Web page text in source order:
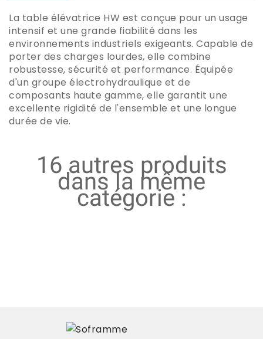
La table élévatrice HW est conçue pour un usage
intensif et une grande fiabilité dans les
environnements industriels exigeants. Capable de
porter des charges lourdes, elle combine
robustesse, sécurité et performance. Équipée
d'un groupe électrohydraulique et de
composants haute gamme, elle garantit une
excellente rigidité de l'ensemble et une longue
durée de vie.
16 autres produits
dans la même
catégorie :